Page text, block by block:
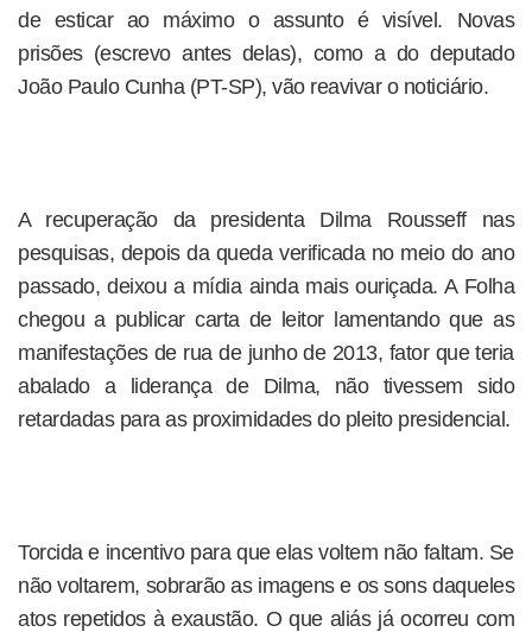
de esticar ao máximo o assunto é visível. Novas
prisões (escrevo antes delas), como a do deputado
João Paulo Cunha (PT-SP), vão reavivar o noticiário.
A recuperação da presidenta Dilma Rousseff nas
pesquisas, depois da queda verificada no meio do ano
passado, deixou a mídia ainda mais ouriçada. A Folha
chegou a publicar carta de leitor lamentando que as
manifestações de rua de junho de 2013, fator que teria
abalado a liderança de Dilma, não tivessem sido
retardadas para as proximidades do pleito presidencial.
Torcida e incentivo para que elas voltem não faltam. Se
não voltarem, sobrarão as imagens e os sons daqueles
atos repetidos à exaustão. O que aliás já ocorreu com